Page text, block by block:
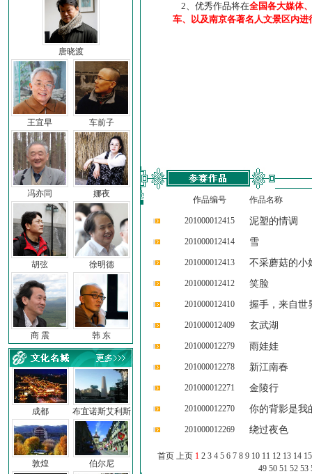
唐晓渡
王宜早 车前子
冯亦同 娜夜
胡弦 徐明德
商 震 韩 东
成都
敦煌
布宜诺斯艾利斯
伯尔尼
2、优秀作品将在全国各大媒体
车、以及南京各著名人文景区内进
作品编号 作品名称
201000012415 泥塑的情调
201000012414 雪
201000012413 不采蘑菇的小
201000012412 笑脸
201000012410 握手，来自世
201000012409 玄武湖
201000012279 雨娃娃
201000012278 新江南春
201000012271 金陵行
201000012270 你的背影是我
201000012269 绕过夜色
首页 上页 1 2 3 4 5 6 7 8 9 10 11 12 13 14 15
49 50 51 52 53